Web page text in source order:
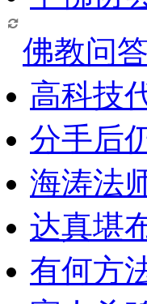
佛教问答
高科技
分手后
海涛法
达真堪
有何方